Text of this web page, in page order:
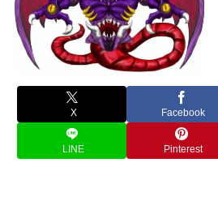
X Facebook
LINE Pinterest